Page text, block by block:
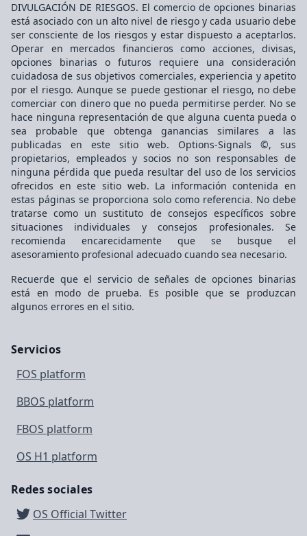
DIVULGACIÓN DE RIESGOS. El comercio de opciones binarias
está asociado con un alto nivel de riesgo y cada usuario debe
ser consciente de los riesgos y estar dispuesto a aceptarlos.
Operar en mercados financieros como acciones, divisas,
opciones binarias o futuros requiere una consideración
cuidadosa de sus objetivos comerciales, experiencia y apetito
por el riesgo. Aunque se puede gestionar el riesgo, no debe
comerciar con dinero que no pueda permitirse perder. No se
hace ninguna representación de que alguna cuenta pueda o
sea probable que obtenga ganancias similares a las
publicadas en este sitio web. Options-Signals ©, sus
propietarios, empleados y socios no son responsables de
ninguna pérdida que pueda resultar del uso de los servicios
ofrecidos en este sitio web. La información contenida en
estas páginas se proporciona solo como referencia. No debe
tratarse como un sustituto de consejos específicos sobre
situaciones individuales y consejos profesionales. Se
recomienda encarecidamente que se busque el
asesoramiento profesional adecuado cuando sea necesario.
Recuerde que el servicio de señales de opciones binarias
está en modo de prueba. Es posible que se produzcan
algunos errores en el sitio.
Servicios
FOS platform
BBOS platform
FBOS platform
OS H1 platform
Redes sociales
OS Official Twitter